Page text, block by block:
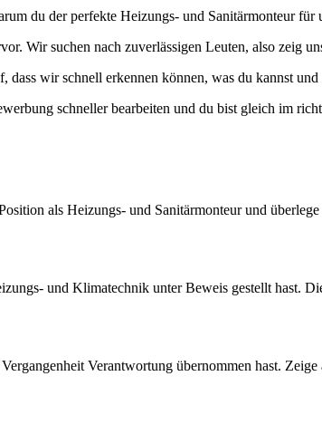
du der perfekte Heizungs- und Sanitärmonteur für
Wir suchen nach zuverlässigen Leuten, also zeig
wir schnell erkennen können, was du kannst
schneller bearbeiten und du bist gleich im
als Heizungs- und Sanitärmonteur und
und Klimatechnik unter Beweis gestellt hast.
Verantwortung übernommen hast. Zeige